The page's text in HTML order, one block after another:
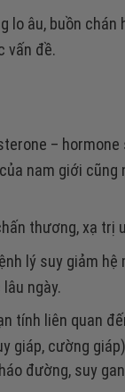
lo âu, buồn chán
vấn đề.
– hormone
nam giới cũng
thương, xạ trị
lý suy giảm hệ
ngày.
tính liên quan
giáp, cường
đường, suy